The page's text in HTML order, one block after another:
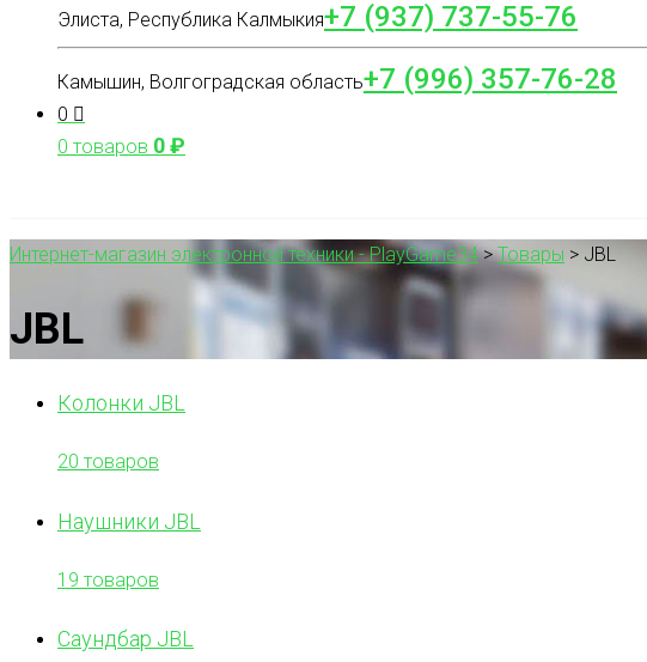
Элиста, Республика Калмыкия+7 (937) 737-55-76
Камышин, Волгоградская область+7 (996) 357-76-28
0
0 товаров 0₽
Интернет-магазин электронной техники - PlayGame34>Товары > JBL
JBL
Колонки JBL
20 товаров
Наушники JBL
19 товаров
Саундбар JBL